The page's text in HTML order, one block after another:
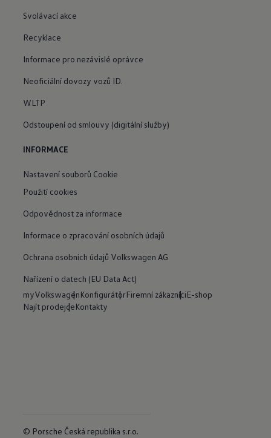
Svolávací akce
Recyklace
Informace pro nezávislé oprávce
Neoficiální dovozy vozů ID.
WLTP
Odstoupení od smlouvy (digitální služby)
INFORMACE
Nastavení souborů Cookie
Použití cookies
Odpovědnost za informace
Informace o zpracování osobních údajů
Ochrana osobních údajů Volkswagen AG
Nařízení o datech (EU Data Act)
myVolkswagenKonfigurátorFiremní zákazníciE-shop
Najít prodejceKontakty
© Porsche Česká republika s.r.o.